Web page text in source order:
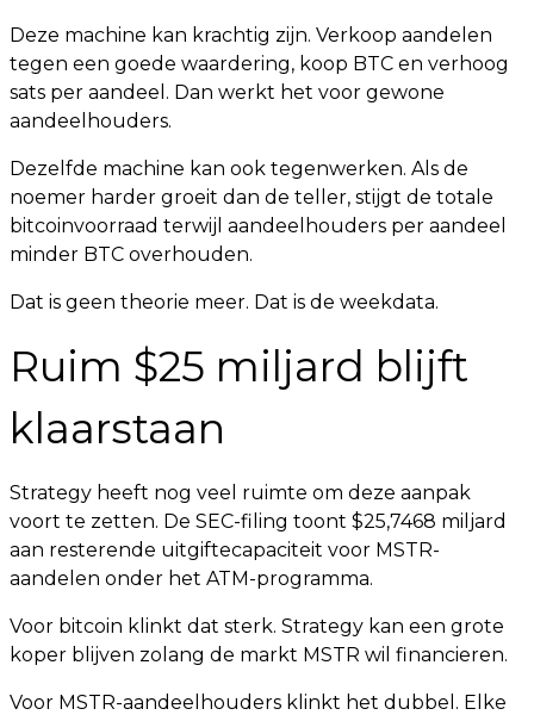
Deze machine kan krachtig zijn. Verkoop aandelen
tegen een goede waardering, koop BTC en verhoog
sats per aandeel. Dan werkt het voor gewone
aandeelhouders.
Dezelfde machine kan ook tegenwerken. Als de
noemer harder groeit dan de teller, stijgt de totale
bitcoinvoorraad terwijl aandeelhouders per aandeel
minder BTC overhouden.
Dat is geen theorie meer. Dat is de weekdata.
Ruim $25 miljard blijft
klaarstaan
Strategy heeft nog veel ruimte om deze aanpak
voort te zetten. De SEC-filing toont $25,7468 miljard
aan resterende uitgiftecapaciteit voor MSTR-
aandelen onder het ATM-programma.
Voor bitcoin klinkt dat sterk. Strategy kan een grote
koper blijven zolang de markt MSTR wil financieren.
Voor MSTR-aandeelhouders klinkt het dubbel. Elke